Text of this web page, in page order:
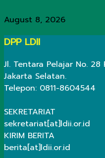
August 8, 2026
DPP LDII
Jl. Tentara Pelajar No. 28
Jakarta Selatan.
Telepon: 0811-8604544
SEKRETARIAT
sekretariat[at]ldii.or.id
KIRIM BERITA
berita[at]ldii.or.id